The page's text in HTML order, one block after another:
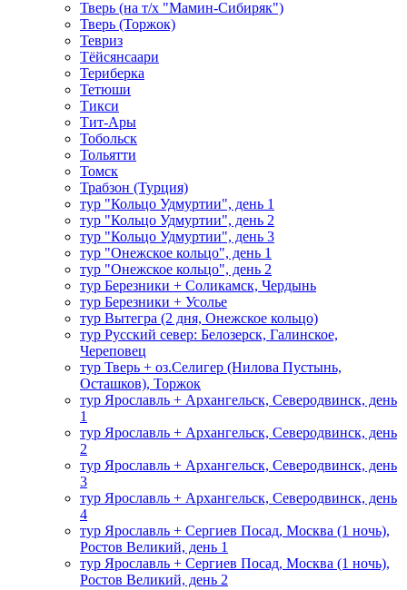
Тверь (на т/х "Мамин-Сибиряк")
Тверь (Торжок)
Тевриз
Тёйсянсаари
Териберка
Тетюши
Тикси
Тит-Ары
Тобольск
Тольятти
Томск
Трабзон (Турция)
тур "Кольцо Удмуртии", день 1
тур "Кольцо Удмуртии", день 2
тур "Кольцо Удмуртии", день 3
тур "Онежское кольцо", день 1
тур "Онежское кольцо", день 2
тур Березники + Соликамск, Чердынь
тур Березники + Усолье
тур Вытегра (2 дня, Онежское кольцо)
тур Русский север: Белозерск, Галинское,
Череповец
тур Тверь + оз.Селигер (Нилова Пустынь,
Осташков), Торжок
тур Ярославль + Архангельск, Северодвинск, день
1
тур Ярославль + Архангельск, Северодвинск, день
2
тур Ярославль + Архангельск, Северодвинск, день
3
тур Ярославль + Архангельск, Северодвинск, день
4
тур Ярославль + Сергиев Посад, Москва (1 ночь),
Ростов Великий, день 1
тур Ярославль + Сергиев Посад, Москва (1 ночь),
Ростов Великий, день 2